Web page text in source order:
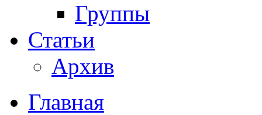
Группы
Статьи
Архив
Главная